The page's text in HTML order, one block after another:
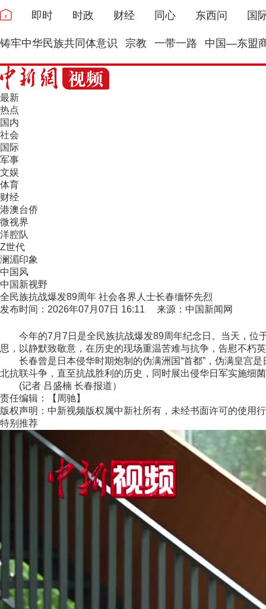
即时 时政 财经 同心 东西问 国
铸牢中华民族共同体意识 宗教 一带一路 中国—东盟
最新
热点
国内
社会
国际
军事
文娱
体育
财经
港澳台侨
微视界
洋腔队
Z世代
澜湄印象
中国风
中国新视野
全民族抗战爆发89周年 社会各界人士长春缅怀先烈
发布时间：2026年07月07日 16:11 来源：中国新闻网
今年的7月7日是全民族抗战爆发89周年纪念日。当天，位
思，以静默致敬意，在历史的现场重温苦难与抗争，告慰不朽
长春曾是日本侵华时期炮制的伪满洲国“首都”，伪满皇宫是
北抗联斗争，直至抗战胜利的历史，同时展出侵华日军实施细
(记者 吕盛楠 长春报道）
责任编辑：【周驰】
版权声明：中新视频版权属中新社所有，未经书面许可的使用
特别推荐